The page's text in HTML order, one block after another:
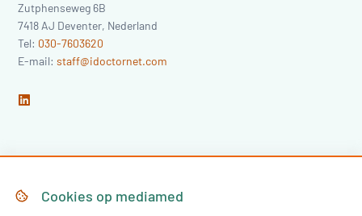
Zutphenseweg 6B
7418 AJ Deventer, Nederland
Tel: 030-7603620
E-mail:staff@idoctornet.com
HomeCookies op mediamed